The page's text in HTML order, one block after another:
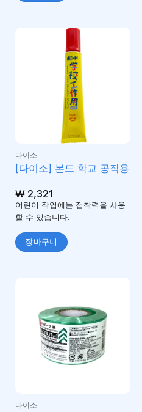
다이소
[다이소] 본드 학교 공작용
₩2,321
어린이 작업에는 접착력을 사용
할 수 있습니다.
장바구니
다이소